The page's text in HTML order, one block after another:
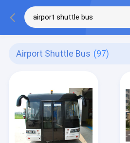
Airport Shuttle Bus (97)